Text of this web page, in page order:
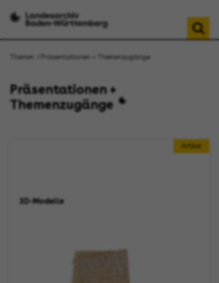
Themen Präsentationen + Themenzugänge
Präsentationen +
Themenzugänge
Artikel
3D-Modelle